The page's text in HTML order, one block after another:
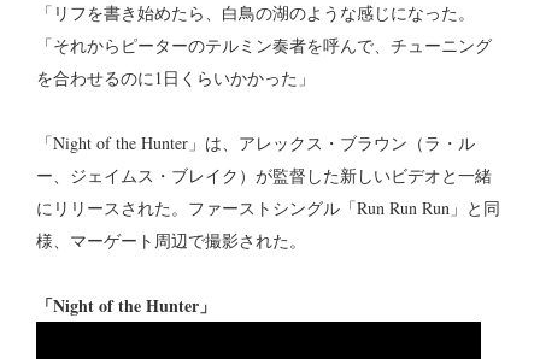
「リフを書き始めたら、白鳥の湖のような感じになった。
「それからピーターのテルミン奏者を呼んで、チューニング
を合わせるのに1日くらいかかった」
「Night of the Hunter」は、アレックス・ブラウン（ラ・ル
ー、ジェイムス・ブレイク）が監督した新しいビデオと一緒
にリリースされた。ファーストシングル「Run Run Run」と同
様、マーゲート周辺で撮影された。
「Night of the Hunter」